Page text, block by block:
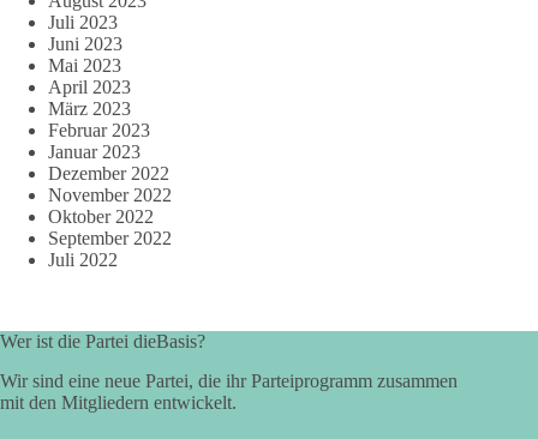
Juli 2023
Juni 2023
Mai 2023
April 2023
März 2023
Februar 2023
Januar 2023
Dezember 2022
November 2022
Oktober 2022
September 2022
Juli 2022
Wer ist die Partei dieBasis?
Wir sind eine neue Partei, die ihr Parteiprogramm zusammen
mit den Mitgliedern entwickelt.